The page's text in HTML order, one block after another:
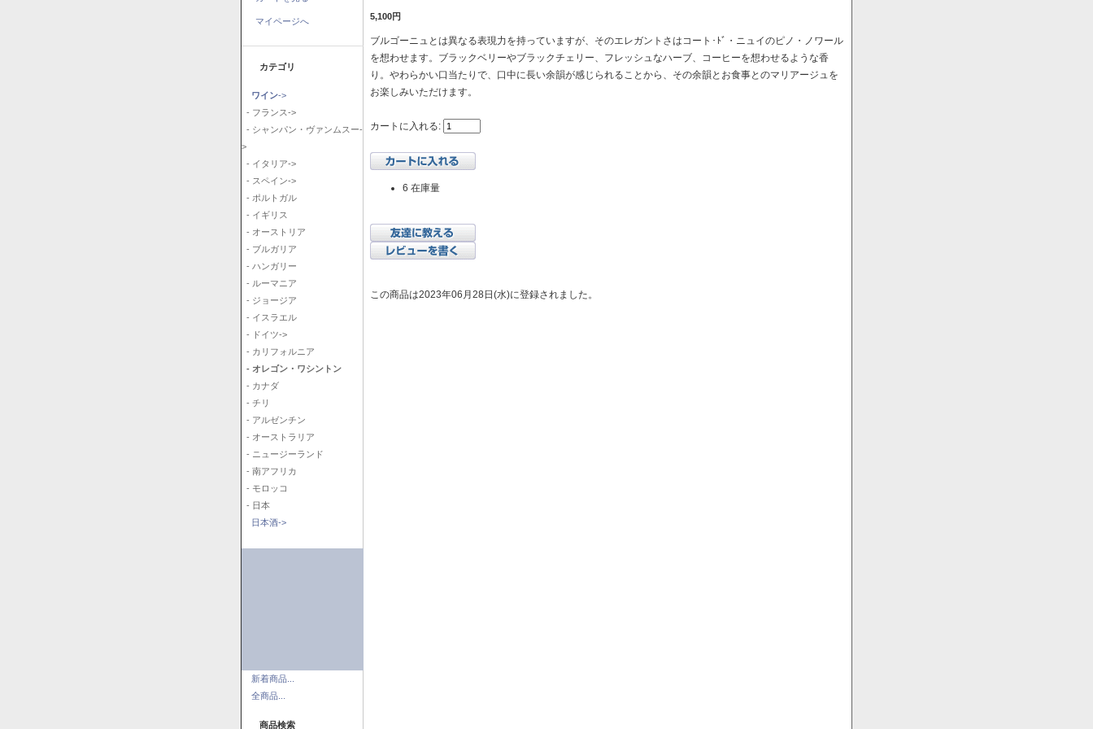
マイページへ
カテゴリ
ワイン->
- フランス->
- シャンパン・ヴァンムスー-
>
- イタリア->
- スペイン->
- ポルトガル
- イギリス
- オーストリア
- ブルガリア
- ハンガリー
- ルーマニア
- ジョージア
- イスラエル
- ドイツ->
- カリフォルニア
- オレゴン・ワシントン
- カナダ
- チリ
- アルゼンチン
- オーストラリア
- ニュージーランド
- 南アフリカ
- モロッコ
- 日本
日本酒->
新着商品...
全商品...
商品検索
5,100円
ブルゴーニュとは異なる表現力を持っていますが、そのエレガントさはコート･ﾄﾞ・ニュイのピノ・ノワール
を想わせます。ブラックベリーやブラックチェリー、フレッシュなハーブ、コーヒーを想わせるような香
り。やわらかい口当たりで、口中に長い余韻が感じられることから、その余韻とお食事とのマリアージュを
お楽しみいただけます。
カートに入れる:
6 在庫量
この商品は2023年06月28日(水)に登録されました。